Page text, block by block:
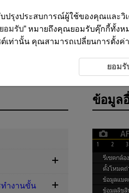
ข้อมูล
ทำงานขั้น
บปรุงประสบการณ์ผู้ใช้ของคุณและ
ยอมรับ” หมายถึงคุณยอมรับคุ๊กกี้ทั้งห
เท่านั้น คุณสามารถเปลี่ยนการตั้งค่
ยอมรั